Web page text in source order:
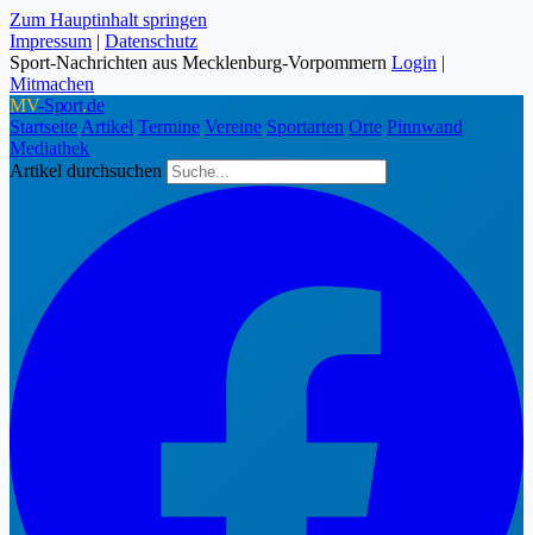
Zum Hauptinhalt springen
Impressum | Datenschutz
Sport-Nachrichten aus Mecklenburg-Vorpommern Login |
Mitmachen
MV-Sport.de
Startseite Artikel Termine Vereine Sportarten Orte Pinnwand
Mediathek
Artikel durchsuchen